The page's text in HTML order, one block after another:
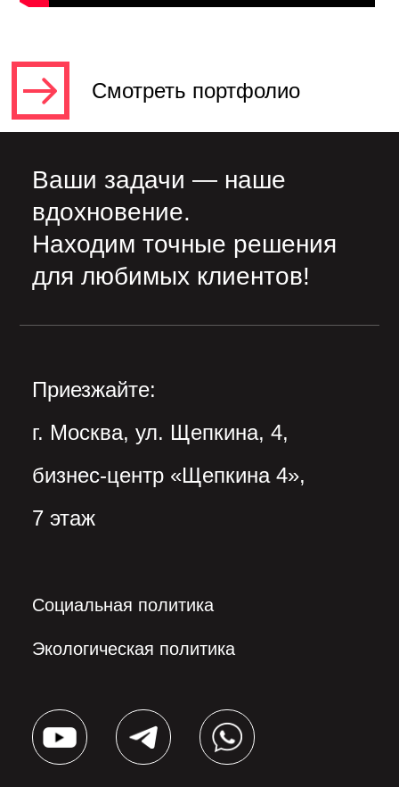
Смотреть портфолио
Ваши задачи — наше
вдохновение.
Находим точные решения
для любимых клиентов!
Приезжайте:
г. Москва, ул. Щепкина, 4,
бизнес-центр «Щепкина 4»,
7 этаж
Социальная политика
Экологическая политика